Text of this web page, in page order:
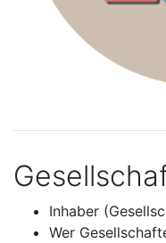
Inhaber
Wer